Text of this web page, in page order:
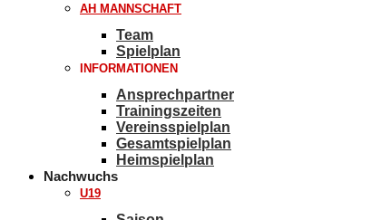
AH MANNSCHAFT
Team
Spielplan
INFORMATIONEN
Ansprechpartner
Trainingszeiten
Vereinsspielplan
Gesamtspielplan
Heimspielplan
Nachwuchs
U19